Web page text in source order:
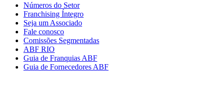
Números do Setor
Franchising Íntegro
Seja um Associado
Fale conosco
Comissões Segmentadas
ABF RIO
Guia de Franquias ABF
Guia de Fornecedores ABF